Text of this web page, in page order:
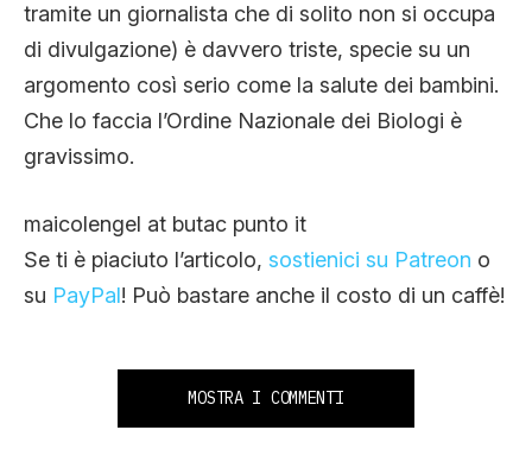
tramite un giornalista che di solito non si occupa
di divulgazione) è davvero triste, specie su un
argomento così serio come la salute dei bambini.
Che lo faccia l’Ordine Nazionale dei Biologi è
gravissimo.
maicolengel at butac punto it
Se ti è piaciuto l’articolo, sostienici su Patreon o
su PayPal! Può bastare anche il costo di un caffè!
MOSTRA I COMMENTI